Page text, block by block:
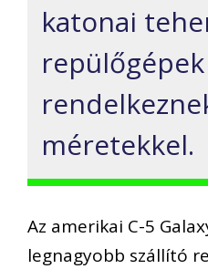
katonai
repülőgépek
méretekkel.
Az amerikai C-5
legnagyobb szállító